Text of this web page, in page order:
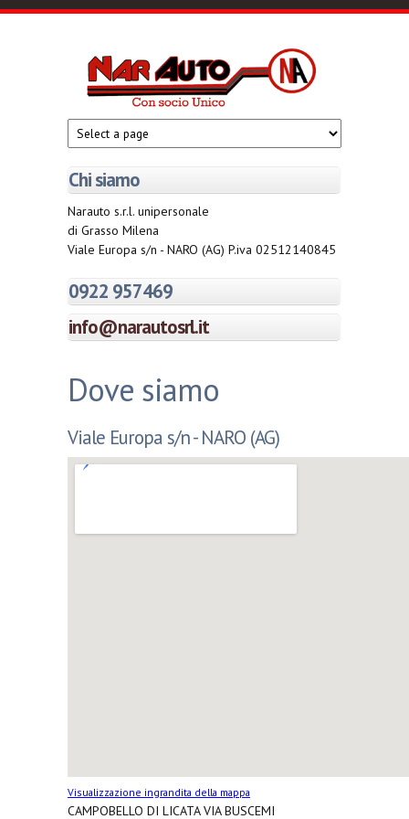
Salta al contenuto principale
Narautosrl.it
socio
Chi siamo
Narauto s.r.l. unipersonale
di Grasso Milena
Viale Europa s/n - NARO (AG) P.iva 02512140845
0922 957469
info@narautosrl.it
Dove siamo
Viale Europa s/n - NARO (AG)
Visualizzazione ingrandita della mappa
CAMPOBELLO DI LICATA VIA BUSCEMI